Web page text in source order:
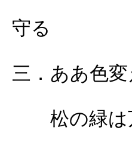
守る
三．ああ色
松の緑は